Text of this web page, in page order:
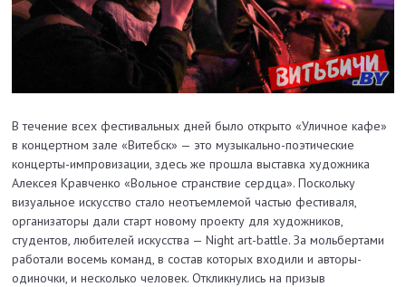
В течение всех фестивальных дней было открыто «Уличное кафе»
в концертном зале «Витебск» — это музыкально-поэтические
концерты-импровизации, здесь же прошла выставка художника
Алексея Кравченко «Вольное странствие сердца». Поскольку
визуальное искусство стало неотъемлемой частью фестиваля,
организаторы дали старт новому проекту для художников,
студентов, любителей искусства — Night art-battle. За мольбертами
работали восемь команд, в состав которых входили и авторы-
одиночки, и несколько человек. Откликнулись на призыв